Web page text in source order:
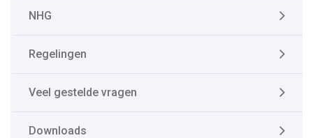
NHG
Regelingen
Veel gestelde vragen
Downloads